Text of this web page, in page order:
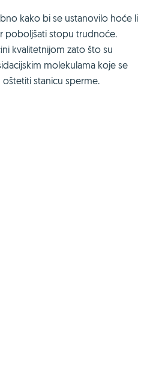
kako bi se ustanovilo hoće li
poboljšati stopu trudnoće.
kvalitetnijom zato što su
molekulama koje se
oštetiti stanicu sperme.